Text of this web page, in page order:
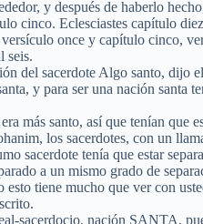
y después de haberlo
cinco. Eclesciastes capítulo
once y capítulo cinco,
seis.
del sacerdote Algo santo, dijo
y para ser una nación santa
más santo, así que tenían que
los sacerdotes, con un
sacerdote tenía que estar
a un mismo grado de
esto tiene mucho que ver con
sacerdocio, nación SANTA,